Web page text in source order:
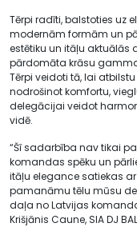
Tērpi radīti, balstoties uz
modernām formām un
estētiku un itāļu aktuālās
pārdomāta krāsu
Tērpi veidoti tā, lai
nodrošinot komfortu,
delegācijai veidot
vidē.
“Šī sadarbība nav tikai
komandas spēku un
itāļu elegance satiekas
pamanāmu tēlu mūsu
daļa no Latvijas
Krišjānis Caune, SIA DJ